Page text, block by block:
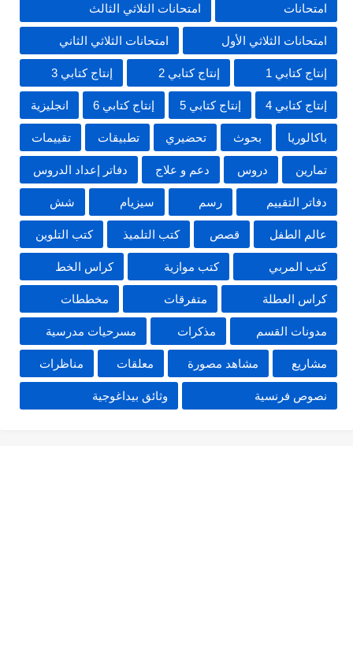
امتحانات امتحانات الثلاثي الثالث
امتحانات الثلاثي الأول امتحانات الثلاثي الثاني
إنتاج كتابي 1 إنتاج كتابي 2 إنتاج كتابي 3
إنتاج كتابي 4 إنتاج كتابي 5 إنتاج كتابي 6 انجليزية
باكالوريا بحوث تحضيري تطبيقات تقييمات
تمارين دروس دعم و علاج دفاتر إعداد الدروس
دفاتر التقييم رسم سيزيام شش
عالم الطفل قصص كتب التلميذ كتب التلوين
كتب المربي كتب موازية كراس الخط
كراس العطلة متفرقات مخططات
مدونات القسم مذكرات مسرحيات مدرسية
مشاريع مشاهد مصورة معلقات مناظرات
نصوص فرنسية وثائق بيداغوجية